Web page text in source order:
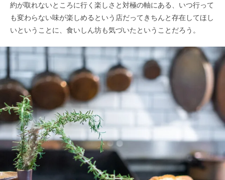
約が取れないところに行く楽しさと対極の軸にある、いつ行って
も変わらない味が楽しめるという店だってきちんと存在してほし
いということに、食いしん坊も気づいたということだろう。